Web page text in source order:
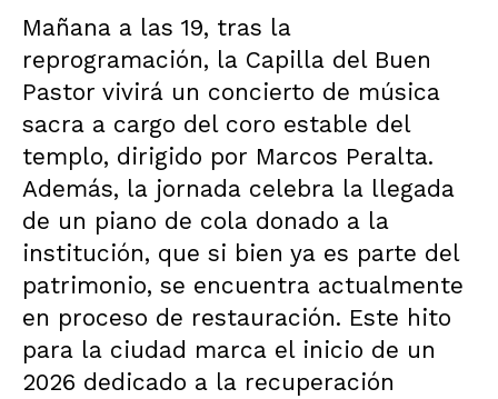
Mañana a las 19, tras la
reprogramación, la Capilla del Buen
Pastor vivirá un concierto de música
sacra a cargo del coro estable del
templo, dirigido por Marcos Peralta.
Además, la jornada celebra la llegada
de un piano de cola donado a la
institución, que si bien ya es parte del
patrimonio, se encuentra actualmente
en proceso de restauración. Este hito
para la ciudad marca el inicio de un
2026 dedicado a la recuperación